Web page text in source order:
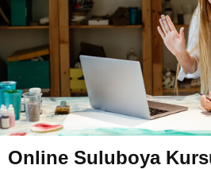
Online Suluboya